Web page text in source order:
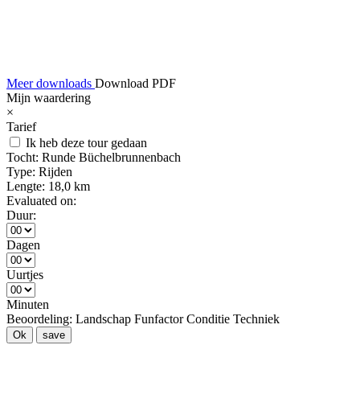
Meer downloads Download PDF
Mijn waardering
×
Tarief
Ik heb deze tour gedaan
Tocht: Runde Büchelbrunnenbach
Type: Rijden
Lengte: 18,0 km
Evaluated on:
Duur:
Dagen
Uurtjes
Minuten
Beoordeling: Landschap Funfactor Conditie Techniek
Ok save